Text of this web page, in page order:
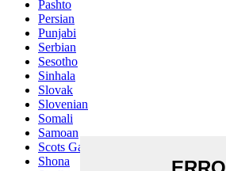
Pashto
Persian
Punjabi
Serbian
Sesotho
Sinhala
Slovak
Slovenian
Somali
Samoan
Scots Gaelic
Shona